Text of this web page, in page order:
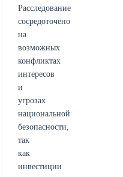
Расследование
сосредоточено
на
возможных
конфликтах
интересов
и
угрозах
национальной
безопасности,
так
как
инвестиции